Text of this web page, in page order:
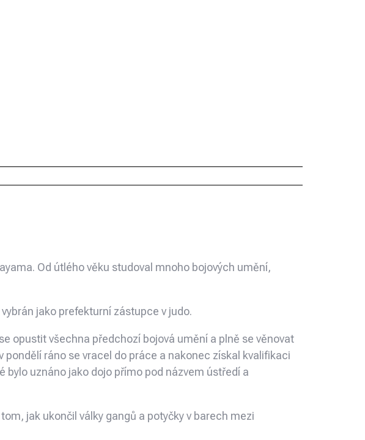
Od útlého věku studoval mnoho bojových umění,
jako prefekturní zástupce v judo.
opustit všechna předchozí bojová umění a plně se věnovat
ráno se vracel do práce a nakonec získal kvalifikaci
uznáno jako dojo přímo pod názvem ústředí a
jak ukončil války gangů a potyčky v barech mezi